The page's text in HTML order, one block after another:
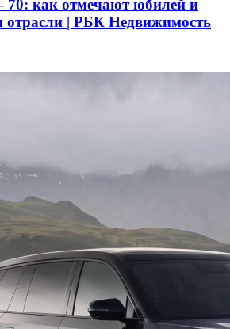
70: как отмечают юбилей и
отрасли | РБК Недвижимость